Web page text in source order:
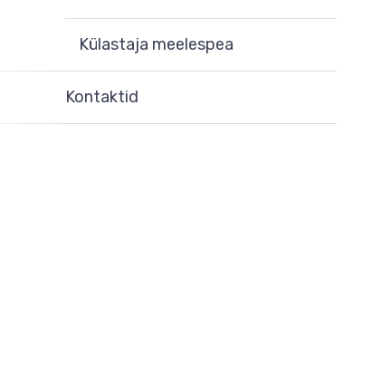
Külastaja meelespea
Kontaktid